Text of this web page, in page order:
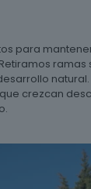
para
ramas
natural.
crezcan